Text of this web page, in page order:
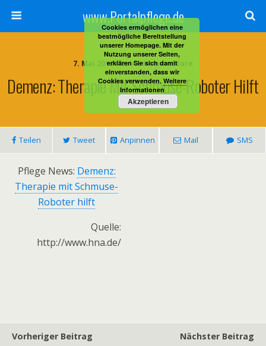
www.Portalpflege.de
7. Mai 2013 • Keine Kommentare
Demenz: Therapie Mit Schmuse-Roboter Hilft
Teilen Tweet Anpinnen Mail SMS
Pflege News: Demenz:
Therapie mit Schmuse-
Roboter hilft
Quelle:
http://www.hna.de/
Vorheriger Beitrag
Nächster Beitrag
Cookies ermöglichen eine
bestmögliche Bereitstellung
unserer Homepage. Mit der
Nutzung unserer Seiten,
erklären Sie sich damit
einverstanden, dass wir
Cookies verwenden. Weitere
Informationen
Akzeptieren